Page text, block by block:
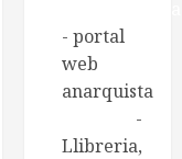
- portal
web
anarquista
-
Llibreria,